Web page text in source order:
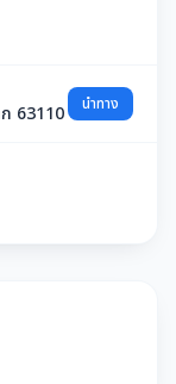
63110 นำทาง